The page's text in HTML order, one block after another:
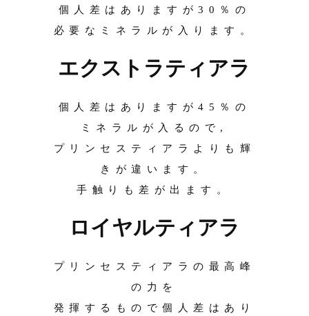
個人差はありますが30％の
必要なミネラルが入ります。
エクストラティアラ
個人差はありますが45％の
ミネラルが入るので,
プリンセスティアラよりも輝
きが違います。
手触りも差が出ます。
ロイヤルティアラ
プリンセスティアラの最高峰
の力を
発揮するもので個人差はあり